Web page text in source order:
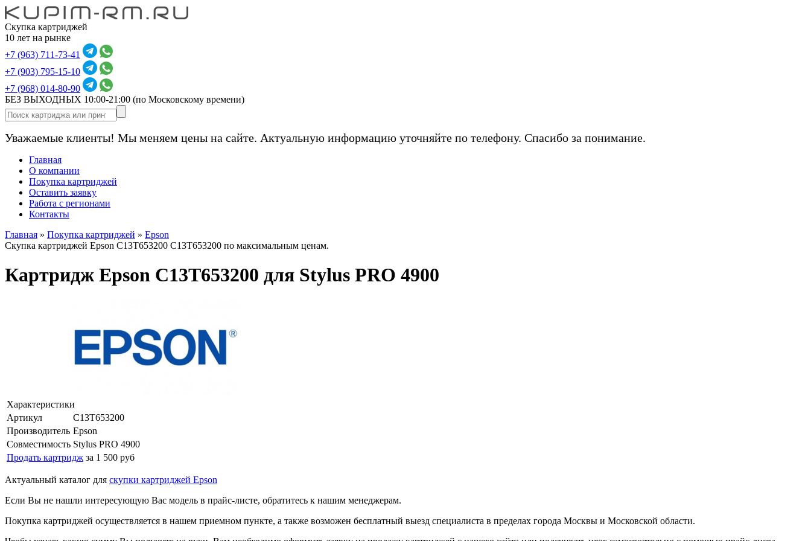
Скупка картриджей
10 лет на рынке
+7 (963) 711-73-41
+7 (903) 795-15-10
+7 (968) 014-80-90
БЕЗ ВЫХОДНЫХ 10:00-21:00 (по Московскому времени)
Уважаемые клиенты! Мы меняем цены на сайте. Актуальную информацию уточняйте по телефону. Спасибо за понимание.
Главная
О компании
Покупка картриджей
Оставить заявку
Работа с регионами
Контакты
Главная » Покупка картриджей » Epson
Скупка картриджей Epson C13T653200 C13T653200 по максимальным ценам.
Картридж Epson C13T653200 для Stylus PRO 4900
Характеристики
Артикул
C13T653200
Производитель Epson
Совместимость Stylus PRO 4900
Продать картридж за 1 500 руб
Актуальный каталог для скупки картриджей Epson
Если Вы не нашли интересующую Вас модель в прайс-листе, обратитесь к нашим менеджерам.
Покупка картриджей осуществляется в нашем приемном пункте, а также возможен бесплатный выезд специалиста в пределах города Москвы и Московской области.